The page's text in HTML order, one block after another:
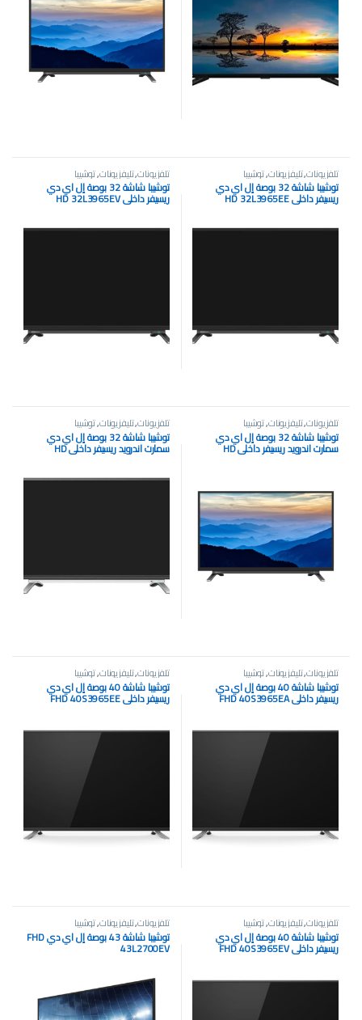
تلفزيونات,تليفزيونات,توشيبا
توشيبا شاشة 32 بوصة إل اي دي
ريسيفر داخلي HD 32L3965EE
تلفزيونات,تليفزيونات,توشيبا
توشيبا شاشة 32 بوصة إل اي دي
ريسيفر داخلي HD 32L3965EV
تلفزيونات,تليفزيونات,توشيبا
توشيبا شاشة 32 بوصة إل اي دي
سمارت اندرويد ريسيفر داخلي HD
32L5995EA
تلفزيونات,تليفزيونات,توشيبا
توشيبا شاشة 32 بوصة إل اي دي
سمارت اندرويد ريسيفر داخلي HD
32L5995EE
تلفزيونات,تليفزيونات,توشيبا
توشيبا شاشة 40 بوصة إل اي دي
ريسيفر داخلي FHD 40S3965EA
تلفزيونات,تليفزيونات,توشيبا
توشيبا شاشة 40 بوصة إل اي دي
ريسيفر داخلي FHD 40S3965EE
تلفزيونات,تليفزيونات,توشيبا
توشيبا شاشة 40 بوصة إل اي دي
ريسيفر داخلي FHD 40S3965EV
تلفزيونات,تليفزيونات,توشيبا
توشيبا شاشة 43 بوصة إل اي دي FHD
43L2700EV